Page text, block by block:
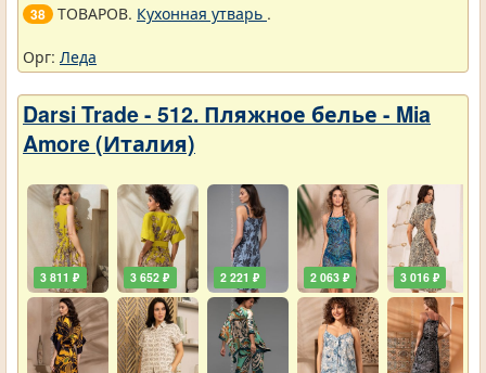
38 ТОВАРОВ. Кухонная утварь .
Орг: Леда
Darsi Trade - 512. Пляжное белье - Mia
Amore (Италия)
3 811 ₽ 3 652 ₽ 2 221 ₽ 2 063 ₽ 3 016 ₽